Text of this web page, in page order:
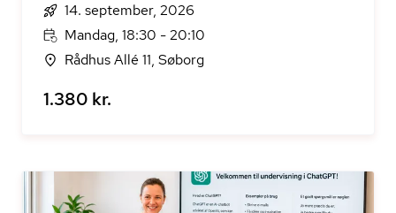
14. september, 2026
Mandag, 18:30 - 20:10
Rådhus Allé 11, Søborg
1.380 kr.